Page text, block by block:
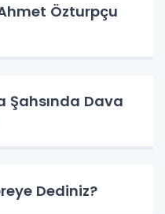
Özturpçu
Şahsında Dava
Dediniz?